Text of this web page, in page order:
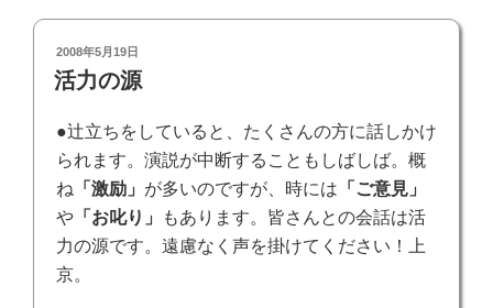
投
稿
日:
2008年5月19日
活力の源
●辻立ちをしていると、たくさんの方に話しかけ
られます。演説が中断することもしばしば。概
ね 「激励」 が多いのですが、時には 「ご意見」
や 「お叱り」
もあります。皆さんとの会話は活
力の源です。遠慮なく声を掛けてください！上
京。